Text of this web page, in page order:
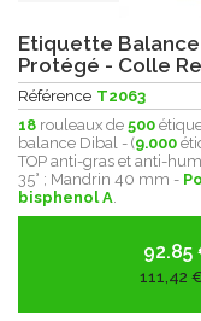
Etiquette
Protégé - Colle
Référence T2063
18 rouleaux de 500
balance Dibal - (9.000
TOP anti-gras et anti-
35° ; Mandrin 40 mm -
bisphenol A
92.85
111,42